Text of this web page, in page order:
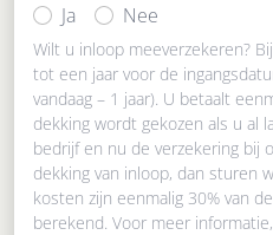
Ja
Nee
Wilt u inloop meeverzekeren?
tot een jaar voor de
vandaag – 1 jaar). U betaalt
dekking wordt gekozen als u al
bedrijf en nu de verzekering bij
dekking van inloop, dan sturen
kosten zijn eenmalig 30% van
berekend. Voor meer